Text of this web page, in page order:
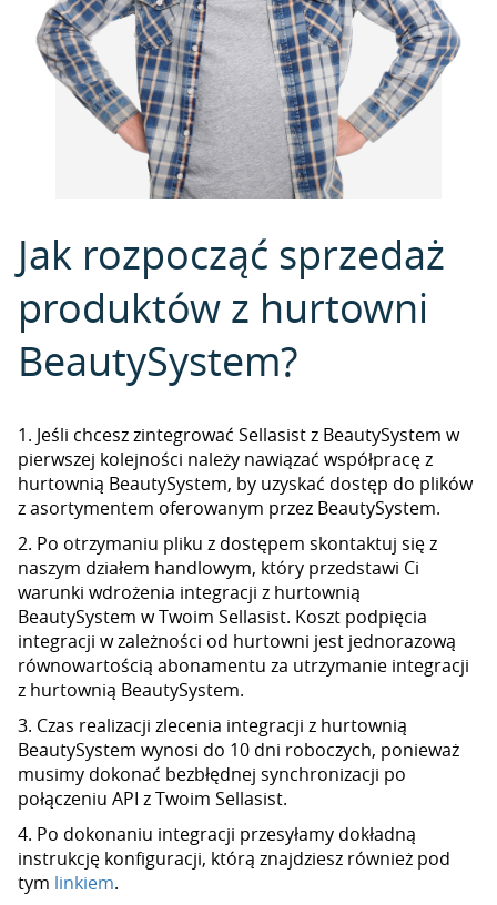
Jak rozpocząć sprzedaż
produktów z hurtowni
BeautySystem?
1. Jeśli chcesz zintegrować Sellasist z BeautySystem w
pierwszej kolejności należy nawiązać współpracę z
hurtownią BeautySystem, by uzyskać dostęp do plików
z asortymentem oferowanym przez BeautySystem.
2. Po otrzymaniu pliku z dostępem skontaktuj się z
naszym działem handlowym, który przedstawi Ci
warunki wdrożenia integracji z hurtownią
BeautySystem w Twoim Sellasist. Koszt podpięcia
integracji w zależności od hurtowni jest jednorazową
równowartością abonamentu za utrzymanie integracji
z hurtownią BeautySystem.
3. Czas realizacji zlecenia integracji z hurtownią
BeautySystem wynosi do 10 dni roboczych, ponieważ
musimy dokonać bezbłędnej synchronizacji po
połączeniu API z Twoim Sellasist.
4. Po dokonaniu integracji przesyłamy dokładną
instrukcję konfiguracji, którą znajdziesz również pod
tym linkiem.